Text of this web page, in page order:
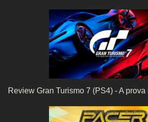
Review Gran Turismo 7 (PS4) - A